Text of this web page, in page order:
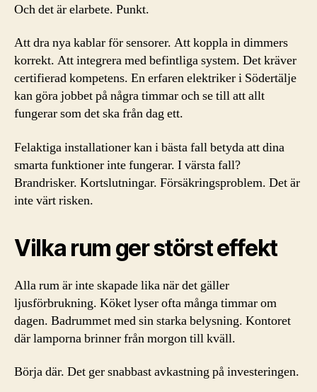
Och det är elarbete. Punkt.
Att dra nya kablar för sensorer. Att koppla in dimmers
korrekt. Att integrera med befintliga system. Det kräver
certifierad kompetens. En erfaren elektriker i Södertälje
kan göra jobbet på några timmar och se till att allt
fungerar som det ska från dag ett.
Felaktiga installationer kan i bästa fall betyda att dina
smarta funktioner inte fungerar. I värsta fall?
Brandrisker. Kortslutningar. Försäkringsproblem. Det är
inte värt risken.
Vilka rum ger störst effekt
Alla rum är inte skapade lika när det gäller
ljusförbrukning. Köket lyser ofta många timmar om
dagen. Badrummet med sin starka belysning. Kontoret
där lamporna brinner från morgon till kväll.
Börja där. Det ger snabbast avkastning på investeringen.